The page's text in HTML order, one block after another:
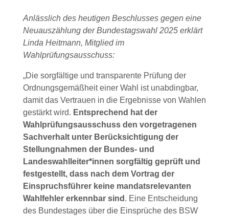
Anlässlich des heutigen Beschlusses gegen eine
Neuauszählung der Bundestagswahl 2025 erklärt
Linda Heitmann, Mitglied im
Wahlprüfungsausschuss:
„Die sorgfältige und transparente Prüfung der
Ordnungsgemäßheit einer Wahl ist unabdingbar,
damit das Vertrauen in die Ergebnisse von Wahlen
gestärkt wird. Entsprechend hat der
Wahlprüfungsausschuss den vorgetragenen
Sachverhalt unter Berücksichtigung der
Stellungnahmen der Bundes- und
Landeswahlleiter*innen sorgfältig geprüft und
festgestellt, dass nach dem Vortrag der
Einspruchsführer keine mandatsrelevanten
Wahlfehler erkennbar sind . Eine Entscheidung
des Bundestages über die Einsprüche des BSW